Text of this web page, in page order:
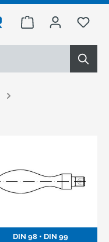
Warenkorb Du
DIN 98 • DIN 99